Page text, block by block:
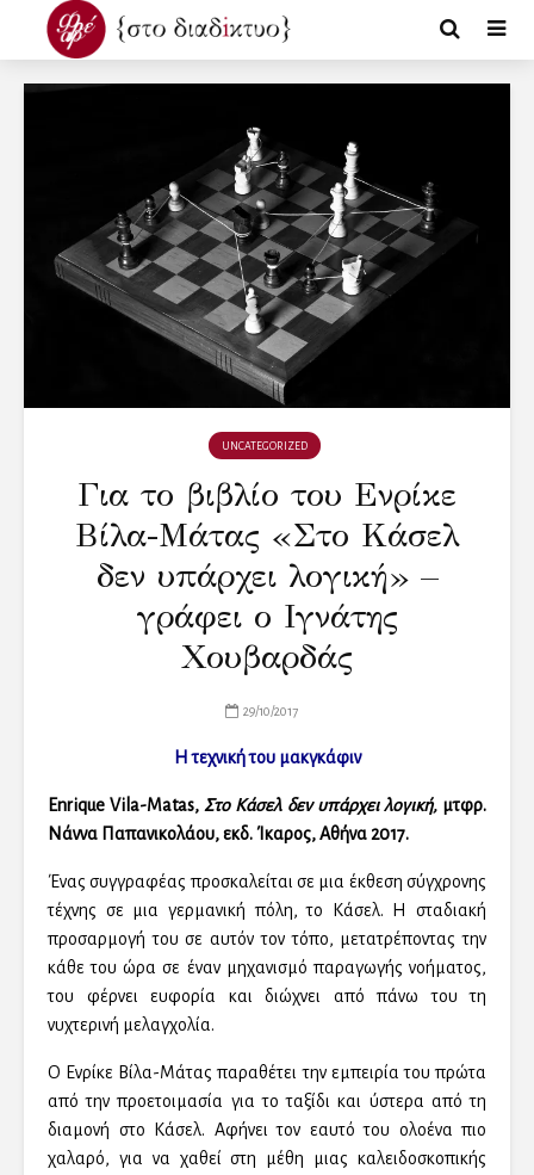
UNCATEGORIZED
Για το βιβλίο του Ενρίκε
Βίλα-Μάτας «Στο Κάσελ
δεν υπάρχει λογική» –
γράφει ο Ιγνάτης
Χουβαρδάς
29/10/2017
Η τεχνική του μακγκάφιν
Enrique Vila-Matas, Στο Κάσελ δεν υπάρχει λογική,μτφρ.
Νάννα Παπανικολάου, εκδ. Ίκαρος, Αθήνα 2017.
Ένας συγγραφέας προσκαλείται σε μια έκθεση σύγχρονης
τέχνης σε μια γερμανική πόλη, το Κάσελ. Η σταδιακή
προσαρμογή του σε αυτόν τον τόπο, μετατρέποντας την
κάθε του ώρα σε έναν μηχανισμό παραγωγής νοήματος,
του φέρνει ευφορία και διώχνει από πάνω του τη
νυχτερινή μελαγχολία.
Ο Ενρίκε Βίλα-Μάτας παραθέτει την εμπειρία του πρώτα
από την προετοιμασία για το ταξίδι και ύστερα από τη
διαμονή στο Κάσελ. Αφήνει τον εαυτό του ολοένα πιο
χαλαρό, για να χαθεί στη μέθη μιας καλειδοσκοπικής